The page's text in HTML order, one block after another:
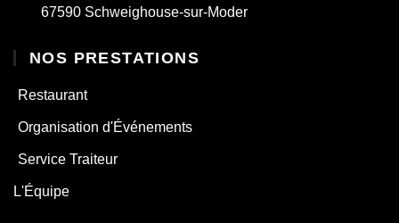
67590 Schweighouse-sur-Moder
NOS PRESTATIONS
Restaurant
Organisation d'Événements
Service Traiteur
L'Équipe